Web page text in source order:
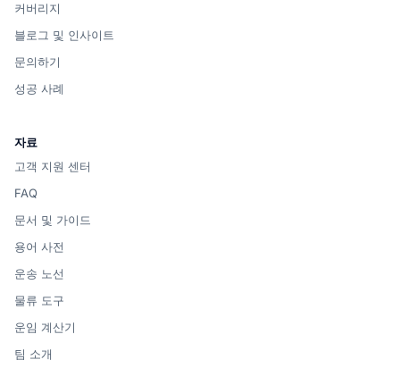
커버리지
블로그 및 인사이트
문의하기
성공 사례
자료
고객 지원 센터
FAQ
문서 및 가이드
용어 사전
운송 노선
물류 도구
운임 계산기
팀 소개